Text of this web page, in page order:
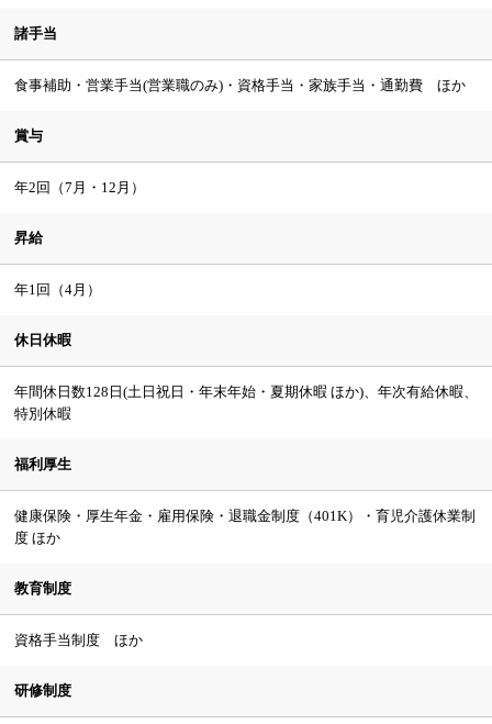
諸手当
食事補助・営業手当(営業職のみ)・資格手当・家族手当・通勤費 ほか
賞与
年2回（7月・12月）
昇給
年1回（4月）
休日休暇
年間休日数128日(土日祝日・年末年始・夏期休暇 ほか)、年次有給休暇、
特別休暇
福利厚生
健康保険・厚生年金・雇用保険・退職金制度（401K）・育児介護休業制
度 ほか
教育制度
資格手当制度 ほか
研修制度